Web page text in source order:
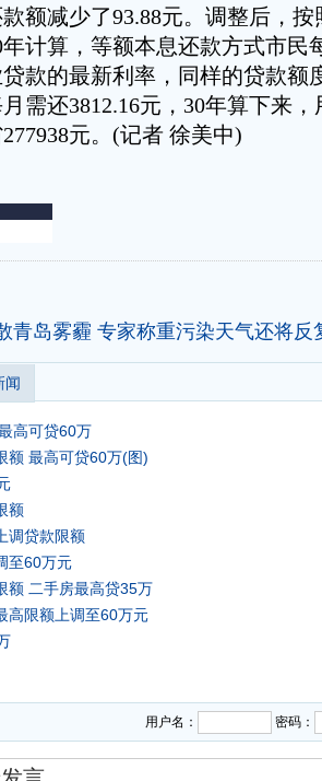
额减少了93.88元。调整后，按
计算，等额本息还款方式市民
款的最新利率，同样的贷款额
需还3812.16元，30年算下来
元。(记者 徐美中)
青岛雾霾 专家称重污染天气还将反
闻
高可贷60万
额 最高可贷60万(图)
额
调贷款限额
至60万元
额 二手房最高贷35万
高限额上调至60万元
用户名： 密码：